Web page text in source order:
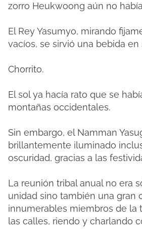
zorro Heukwoong aún no
El Rey Yasumyo, mirando
vacíos, se sirvió una bebida en
Chorrito.
El sol ya hacía rato que se
montañas occidentales.
Sin embargo, el Namman
brillantemente iluminado
oscuridad, gracias a las
La reunión tribal anual no era
unidad sino también una gran
innumerables miembros de la
las calles, riendo y charlando